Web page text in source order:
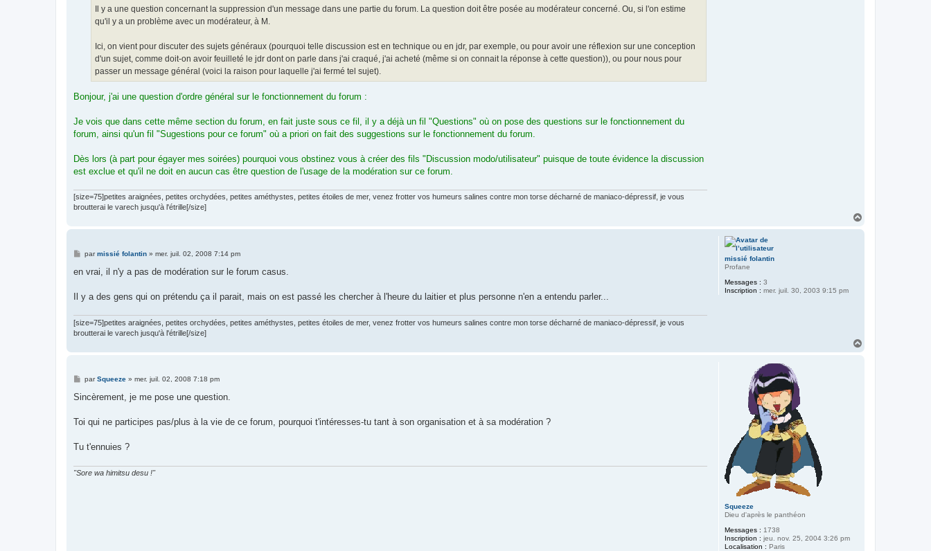
Il y a une question concernant la suppression d'un message dans une partie du forum. La question doit être posée au modérateur concerné. Ou, si l'on estime
qu'il y a un problème avec un modérateur, à M.
Ici, on vient pour discuter des sujets généraux (pourquoi telle discussion est en technique ou en jdr, par exemple, ou pour avoir une réflexion sur une conception
d'un sujet, comme doit-on avoir feuilleté le jdr dont on parle dans j'ai craqué, j'ai acheté (même si on connait la réponse à cette question)), ou pour nous pour
passer un message général (voici la raison pour laquelle j'ai fermé tel sujet).
Bonjour, j'ai une question d'ordre général sur le fonctionnement du forum :
Je vois que dans cette même section du forum, en fait juste sous ce fil, il y a déjà un fil "Questions" où on pose des questions sur le fonctionnement du
forum, ainsi qu'un fil "Sugestions pour ce forum" où a priori on fait des suggestions sur le fonctionnement du forum.
Dès lors (à part pour égayer mes soirées) pourquoi vous obstinez vous à créer des fils "Discussion modo/utilisateur" puisque de toute évidence la discussion
est exclue et qu'il ne doit en aucun cas être question de l'usage de la modération sur ce forum.
[size=75]petites araignées, petites orchydées, petites améthystes, petites étoiles de mer, venez frotter vos humeurs salines contre mon torse décharné de maniaco-dépressif, je vous
broutterai le varech jusqu'à l'étrille[/size]
missié folantin
Profane
Messages : 3
Inscription : mer. juil. 30, 2003 9:15 pm
M
s
g
e
parmissié folantin» mer. juil. 02, 2008 7:14 pm
en vrai, il n'y a pas de modération sur le forum casus.
Il y a des gens qui on prétendu ça il parait, mais on est passé les chercher à l'heure du laitier et plus personne n'en a entendu parler...
[size=75]petites araignées, petites orchydées, petites améthystes, petites étoiles de mer, venez frotter vos humeurs salines contre mon torse décharné de maniaco-dépressif, je vous
broutterai le varech jusqu'à l'étrille[/size]
Squeeze
Dieu d'après le panthéon
Messages : 1738
Inscription : jeu. nov. 25, 2004 3:26 pm
Localisation : Paris
M
s
g
parSqueeze» mer. juil. 02, 2008 7:18 pm
Sincèrement, je me pose une question.
Toi qui ne participes pas/plus à la vie de ce forum, pourquoi t'intéresses-tu tant à son organisation et à sa modération ?
Tu t'ennuies ?
"Sore wa himitsu desu !"